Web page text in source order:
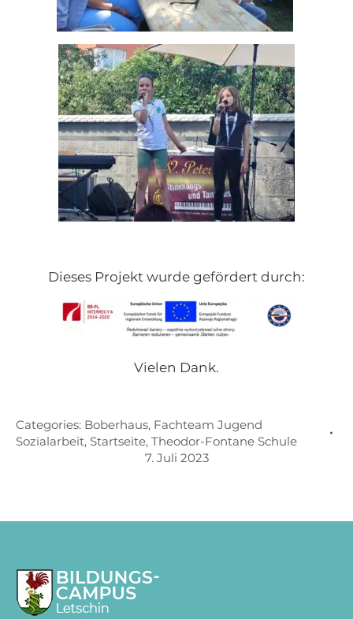
Dieses Projekt wurde gefördert durch:
Vielen Dank.
Categories: Boberhaus, Fachteam Jugend
Sozialarbeit, Startseite, Theodor-Fontane Schule
7. Juli 2023